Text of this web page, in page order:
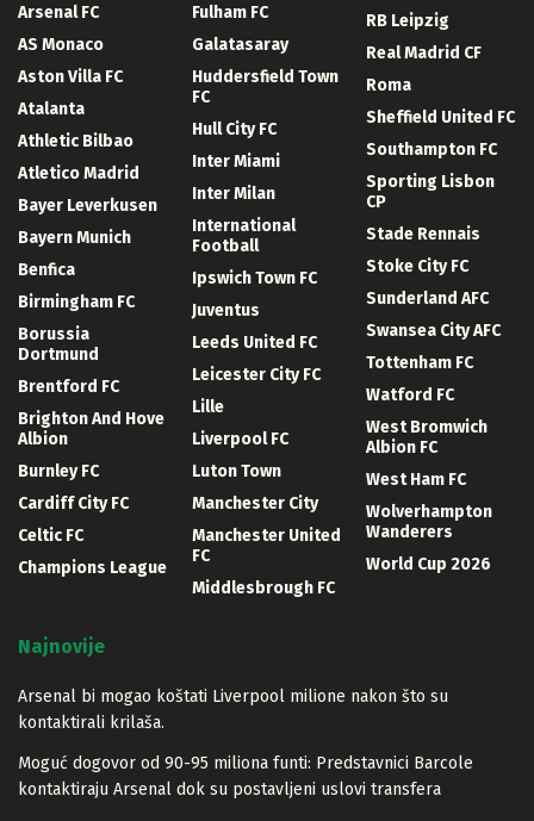
Arsenal FC
AS Monaco
Aston Villa FC
Atalanta
Athletic Bilbao
Atletico Madrid
Bayer Leverkusen
Bayern Munich
Benfica
Birmingham FC
Borussia
Dortmund
Brentford FC
Brighton And Hove
Albion
Burnley FC
Cardiff City FC
Celtic FC
Champions League
Fulham FC
Galatasaray
Huddersfield Town
FC
Hull City FC
Inter Miami
Inter Milan
International
Football
Ipswich Town FC
Juventus
Leeds United FC
Leicester City FC
Lille
Liverpool FC
Luton Town
Manchester City
Manchester United
FC
Middlesbrough FC
RB Leipzig
Real Madrid CF
Roma
Sheffield United FC
Southampton FC
Sporting Lisbon
CP
Stade Rennais
Stoke City FC
Sunderland AFC
Swansea City AFC
Tottenham FC
Watford FC
West Bromwich
Albion FC
West Ham FC
Wolverhampton
Wanderers
World Cup 2026
Najnovije
Arsenal bi mogao koštati Liverpool milione nakon što su
kontaktirali krilaša.
Moguć dogovor od 90-95 miliona funti: Predstavnici Barcole
kontaktiraju Arsenal dok su postavljeni uslovi transfera